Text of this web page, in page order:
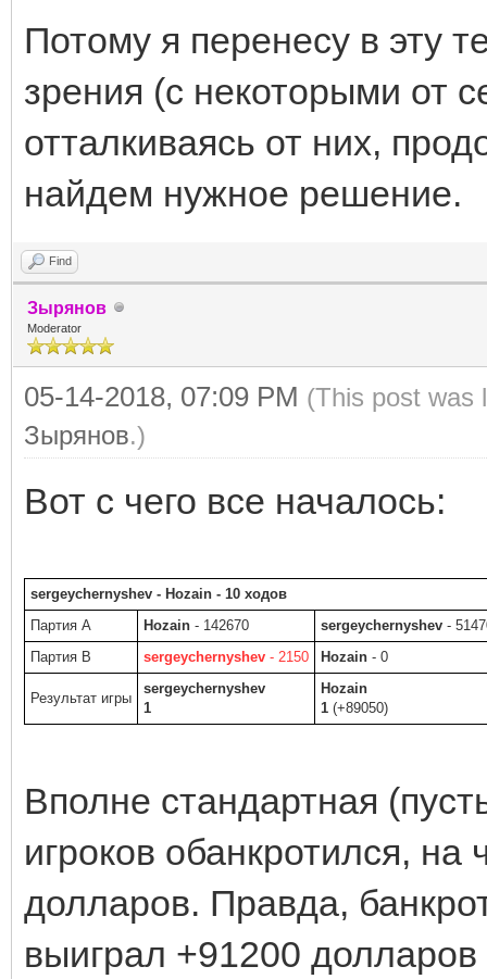
Потому я перенесу в эту
зрения (с некоторыми от
отталкиваясь от них,
найдем нужное решение.
Find
Зырянов
Moderator
05-14-2018, 07:09 PM (This post was
Зырянов.)
Вот с чего все началось:
sergeychernyshev - Hozain - 10 ходов
Партия A
Hozain - 142670 sergeychernyshev -
Партия B
sergeychernyshev - 2150 Hozain - 0
Результат игры
sergeychernyshev
1
Hozain
1 (+89050)
Вполне стандартная
игроков обанкротился, на
долларов. Правда,
выиграл +91200